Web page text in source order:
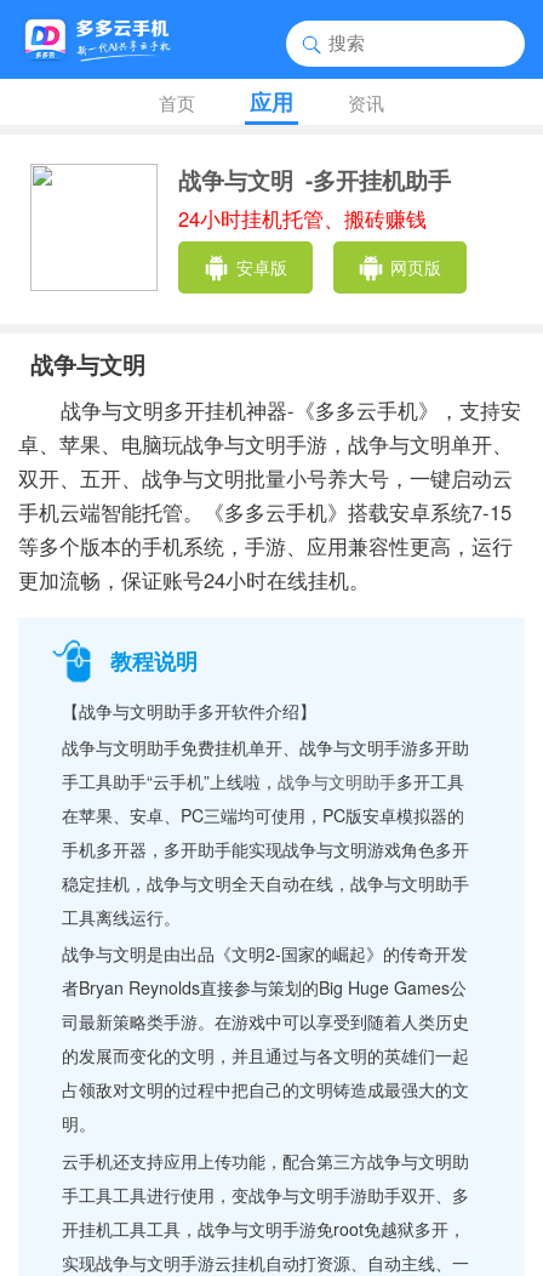
首页 应用 资讯
战争与文明 -多开挂机助手
24小时挂机托管、搬砖赚钱
安卓版 网页版
战争与文明
战争与文明多开挂机神器-《多多云手机》，支持安
卓、苹果、电脑玩战争与文明手游，战争与文明单开、
双开、五开、战争与文明批量小号养大号，一键启动云
手机云端智能托管。《多多云手机》搭载安卓系统7-15
等多个版本的手机系统，手游、应用兼容性更高，运行
更加流畅，保证账号24小时在线挂机。
教程说明
【战争与文明助手多开软件介绍】
战争与文明助手免费挂机单开、战争与文明手游多开助
手工具助手“云手机”上线啦，战争与文明助手多开工具
在苹果、安卓、PC三端均可使用，PC版安卓模拟器的
手机多开器，多开助手能实现战争与文明游戏角色多开
稳定挂机，战争与文明全天自动在线，战争与文明助手
工具离线运行。
战争与文明是由出品《文明2-国家的崛起》的传奇开发
者Bryan Reynolds直接参与策划的Big Huge Games公
司最新策略类手游。在游戏中可以享受到随着人类历史
的发展而变化的文明，并且通过与各文明的英雄们一起
占领敌对文明的过程中把自己的文明铸造成最强大的文
明。
云手机还支持应用上传功能，配合第三方战争与文明助
手工具工具进行使用，变战争与文明手游助手双开、多
开挂机工具工具，战争与文明手游免root免越狱多开，
实现战争与文明手游云挂机自动打资源、自动主线、一